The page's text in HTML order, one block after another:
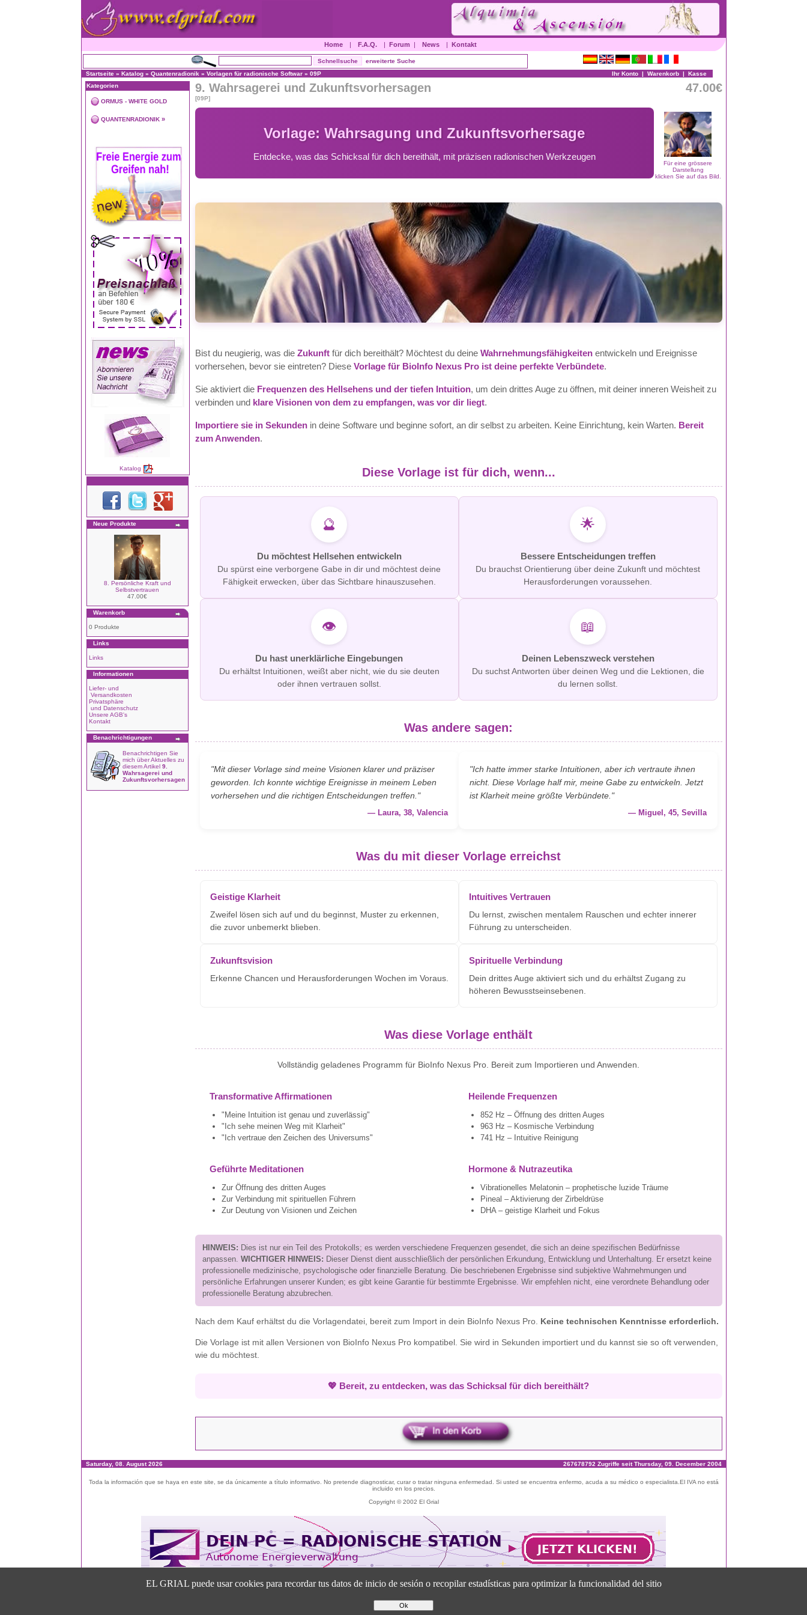
Home | F.A.Q. | Forum | News | Kontakt
erweiterte Suche
Startseite» Katalog» Quantenradionik » Vorlagen für radionische Softwar» 09P Ihr Konto| Warenkorb| Kasse
Kategorien
ORMUS - WHITE GOLD
QUANTENRADIONIK»
Katalog
Neue Produkte
8. Persönliche Kraft und
Selbstvertrauen
47.00€
Warenkorb
0 Produkte
Links
Links
Informationen
Liefer- und
Versandkosten
Privatsphäre
und Datenschutz
Unsere AGB's
Kontakt
Benachrichtigungen
Benachrichtigen Sie
mich über Aktuelles zu
diesem Artikel 9.
Wahrsagerei und
Zukunftsvorhersagen
9. Wahrsagerei und Zukunftsvorhersagen
[09P]
47.00€
Für eine grössere
Darstellung
klicken Sie auf das Bild.
Vorlage: Wahrsagung und Zukunftsvorhersage
Entdecke, was das Schicksal für dich bereithält, mit präzisen radionischen Werkzeugen
Bist du neugierig, was die Zukunftfür dich bereithält? Möchtest du deine Wahrnehmungsfähigkeitenentwickeln und Ereignisse
vorhersehen, bevor sie eintreten? Diese Vorlage für BioInfo Nexus Pro ist deine perfekte Verbündete.
Sie aktiviert die Frequenzen des Hellsehens und der tiefen Intuition, um dein drittes Auge zu öffnen, mit deiner inneren Weisheit zu
verbinden und klare Visionen von dem zu empfangen, was vor dir liegt.
Importiere sie in Sekundenin deine Software und beginne sofort, an dir selbst zu arbeiten. Keine Einrichtung, kein Warten. Bereit
zum Anwenden.
Diese Vorlage ist für dich, wenn...
🔮
Du möchtest Hellsehen entwickeln
Du spürst eine verborgene Gabe in dir und möchtest deine
Fähigkeit erwecken, über das Sichtbare hinauszusehen.
🌟
Bessere Entscheidungen treffen
Du brauchst Orientierung über deine Zukunft und möchtest
Herausforderungen voraussehen.
👁️
Du hast unerklärliche Eingebungen
Du erhältst Intuitionen, weißt aber nicht, wie du sie deuten
oder ihnen vertrauen sollst.
📖
Deinen Lebenszweck verstehen
Du suchst Antworten über deinen Weg und die Lektionen, die
du lernen sollst.
Was andere sagen:
"Mit dieser Vorlage sind meine Visionen klarer und präziser
geworden. Ich konnte wichtige Ereignisse in meinem Leben
vorhersehen und die richtigen Entscheidungen treffen."
— Laura, 38, Valencia
"Ich hatte immer starke Intuitionen, aber ich vertraute ihnen
nicht. Diese Vorlage half mir, meine Gabe zu entwickeln. Jetzt
ist Klarheit meine größte Verbündete."
— Miguel, 45, Sevilla
Was du mit dieser Vorlage erreichst
Geistige Klarheit
Zweifel lösen sich auf und du beginnst, Muster zu erkennen,
die zuvor unbemerkt blieben.
Intuitives Vertrauen
Du lernst, zwischen mentalem Rauschen und echter innerer
Führung zu unterscheiden.
Zukunftsvision
Erkenne Chancen und Herausforderungen Wochen im Voraus.
Spirituelle Verbindung
Dein drittes Auge aktiviert sich und du erhältst Zugang zu
höheren Bewusstseinsebenen.
Was diese Vorlage enthält
Vollständig geladenes Programm für BioInfo Nexus Pro. Bereit zum Importieren und Anwenden.
Transformative Affirmationen
"Meine Intuition ist genau und zuverlässig"
"Ich sehe meinen Weg mit Klarheit"
"Ich vertraue den Zeichen des Universums"
Heilende Frequenzen
852 Hz – Öffnung des dritten Auges
963 Hz – Kosmische Verbindung
741 Hz – Intuitive Reinigung
Geführte Meditationen
Zur Öffnung des dritten Auges
Zur Verbindung mit spirituellen Führern
Zur Deutung von Visionen und Zeichen
Hormone & Nutrazeutika
Vibrationelles Melatonin – prophetische luzide Träume
Pineal – Aktivierung der Zirbeldrüse
DHA – geistige Klarheit und Fokus
HINWEIS: Dies ist nur ein Teil des Protokolls; es werden verschiedene Frequenzen gesendet, die sich an deine spezifischen Bedürfnisse
anpassen. WICHTIGER HINWEIS: Dieser Dienst dient ausschließlich der persönlichen Erkundung, Entwicklung und Unterhaltung. Er ersetzt keine
professionelle medizinische, psychologische oder finanzielle Beratung. Die beschriebenen Ergebnisse sind subjektive Wahrnehmungen und
persönliche Erfahrungen unserer Kunden; es gibt keine Garantie für bestimmte Ergebnisse. Wir empfehlen nicht, eine verordnete Behandlung oder
professionelle Beratung abzubrechen.
Nach dem Kauf erhältst du die Vorlagendatei, bereit zum Import in dein BioInfo Nexus Pro. Keine technischen Kenntnisse erforderlich.
Die Vorlage ist mit allen Versionen von BioInfo Nexus Pro kompatibel. Sie wird in Sekunden importiert und du kannst sie so oft verwenden,
wie du möchtest.
💖 Bereit, zu entdecken, was das Schicksal für dich bereithält?
Saturday, 08. August 2026 267678792 Zugriffe seit Thursday, 09. December 2004
Toda la información que se haya en este site, se da únicamente a título informativo. No pretende diagnosticar, curar o tratar ninguna enfermedad. Si usted se encuentra enfermo, acuda a su médico o especialista.El IVA no está
incluido en los precios.
Copyright © 2002 El Grial
EL GRIAL puede usar cookies para recordar tus datos de inicio de sesión o recopilar estadísticas para optimizar la funcionalidad del sitio